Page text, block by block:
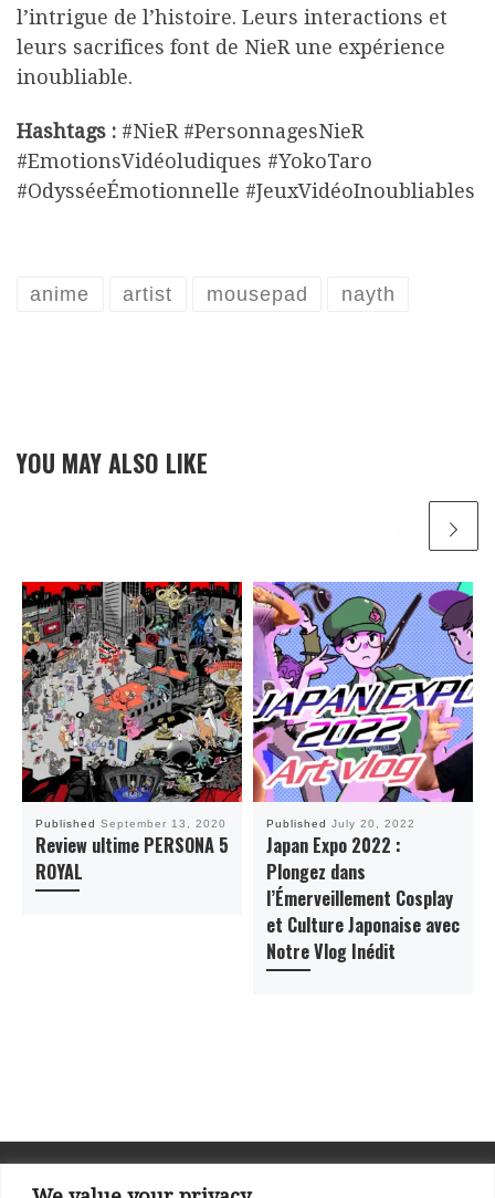
l’intrigue de l’histoire. Leurs interactions et
leurs sacrifices font de NieR une expérience
inoubliable.
Hashtags : #NieR #PersonnagesNieR
#EmotionsVidéoludiques #YokoTaro
#OdysséeÉmotionnelle #JeuxVidéoInoubliables
anime artist mousepad nayth
YOU MAY ALSO LIKE
Published September 13, 2020
Review ultime PERSONA 5
ROYAL
Published July 20, 2022
Japan Expo 2022 :
Plongez dans
l’Émerveillement Cosplay
et Culture Japonaise avec
Notre Vlog Inédit